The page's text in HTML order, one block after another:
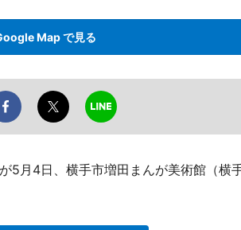
Map で見る
5月4日、横手市増田まんが美術館（横